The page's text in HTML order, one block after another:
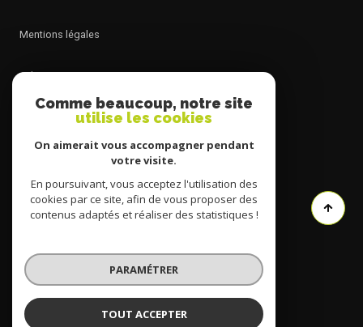
mentions légales
admin
nos honoraires
cookies
© 2026 | Tous droits réservés
Réalisé par
Comme beaucoup, notre site
utilise les cookies
On aimerait vous accompagner pendant
votre visite.
En poursuivant, vous acceptez l'utilisation des
cookies par ce site, afin de vous proposer des
contenus adaptés et réaliser des statistiques !
PARAMÉTRER
TOUT ACCEPTER